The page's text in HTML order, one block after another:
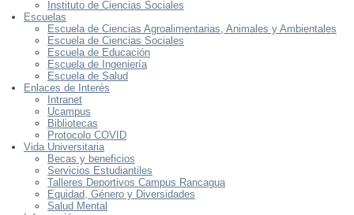
Instituto de Ciencias Sociales
Escuelas
Escuela de Ciencias Agroalimentarias, Animales y Ambientales
Escuela de Ciencias Sociales
Escuela de Educación
Escuela de Ingeniería
Escuela de Salud
Enlaces de Interés
Intranet
Ucampus
Bibliotecas
Protocolo COVID
Vida Universitaria
Becas y beneficios
Servicios Estudiantiles
Talleres Deportivos Campus Rancagua
Equidad, Género y Diversidades
Salud Mental